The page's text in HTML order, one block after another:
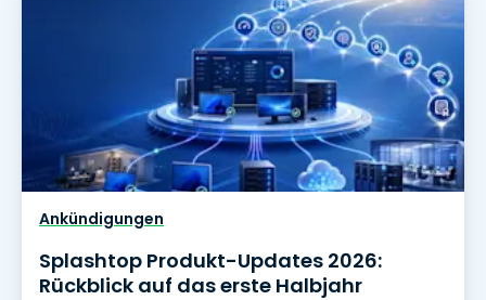
Ankündigungen
Splashtop Produkt-Updates 2026:
Rückblick auf das erste Halbjahr